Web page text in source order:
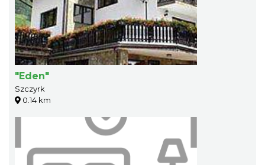
"Eden"
Szczyrk
0.14 km